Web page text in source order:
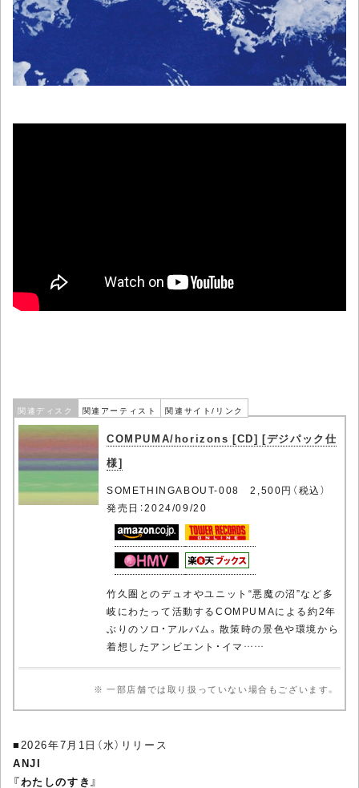
関連ディスク 関連アーティスト 関連サイト/リンク
COMPUMA/horizons [CD] [デジパック仕
様]
SOMETHINGABOUT-008 2,500円（税込）
発売日：2024/09/20
竹久圏とのデュオやユニット“悪魔の沼”など多
岐にわたって活動するCOMPUMAによる約2年
ぶりのソロ・アルバム。散策時の景色や環境から
着想したアンビエント・イマ……
※ 一部店舗では取り扱っていない場合もございます。
■2026年7月1日（水）リリース
ANJI
『わたしのすき』